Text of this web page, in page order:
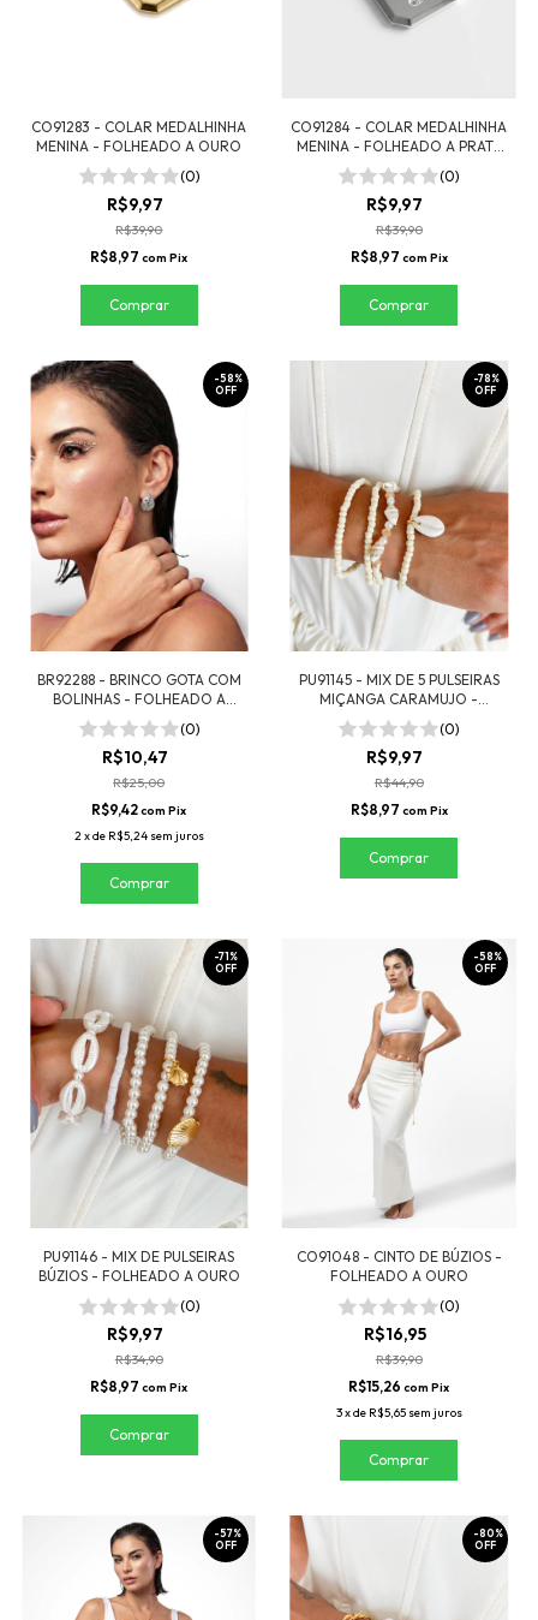
CO91283 - COLAR MEDALHINHA
MENINA - FOLHEADO A OURO
(0)
R$9,97
R$39,90
R$8,97com Pix
CO91284 - COLAR MEDALHINHA
MENINA - FOLHEADO A PRATA
925
(0)
R$9,97
R$39,90
R$8,97 com Pix
BR92288 - BRINCO GOTA COM
BOLINHAS - FOLHEADO A
PRATA 925
(0)
R$10,47
-58%
OFF
R$25,00
R$9,42com Pix
2 xde R$5,24 sem juros
PU91145 - MIX DE 5 PULSEIRAS
MIÇANGA CARAMUJO -
FOLHEADO A OURO
(0)
R$9,97
-78%
OFF
R$44,90
R$8,97 com Pix
PU91146 - MIX DE PULSEIRAS
BÚZIOS - FOLHEADO A OURO
(0)
R$9,97
-71%
OFF
R$34,90
R$8,97com Pix
CO91048 - CINTO DE BÚZIOS -
FOLHEADO A OURO
(0)
R$16,95
-58%
OFF
R$39,90
R$15,26com Pix
3xde R$5,65 sem juros
-57%
OFF
-80%
OFF